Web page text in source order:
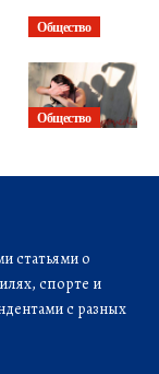
Общество
Общество
статьями о
спорте и
с разных